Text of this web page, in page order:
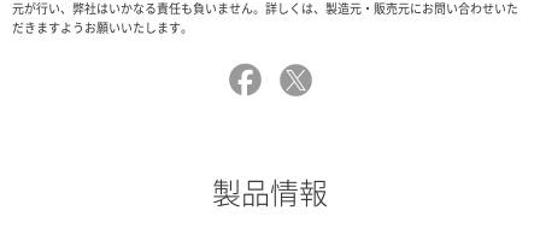
元が行い、弊社はいかなる責任も負いません。詳しくは、製造元・販売元にお問い合わせいた
だきますようお願いいたします。
製品情報